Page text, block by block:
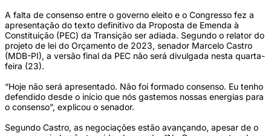
A falta de consenso entre o governo eleito e o Congresso fez a
apresentação do texto definitivo da Proposta de Emenda à
Constituição (PEC) da Transição ser adiada. Segundo o relator do
projeto de lei do Orçamento de 2023, senador Marcelo Castro
(MDB-PI), a versão final da PEC não será divulgada nesta quarta-
feira (23).
“Hoje não será apresentado. Não foi formado consenso. Eu tenho
defendido desde o início que nós gastemos nossas energias para
o consenso”, explicou o senador.
Segundo Castro, as negociações estão avançando, apesar de o